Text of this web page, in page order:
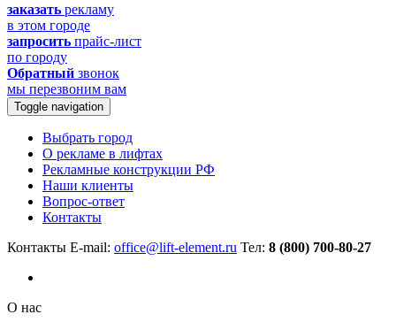
заказать рекламу
в этом городе
запросить прайс-лист
по городу
Обратный звонок
мы перезвоним вам
Toggle navigation
Выбрать город
О рекламе в лифтах
Рекламные конструкции РФ
Наши клиенты
Вопрос-ответ
Контакты
Контакты E-mail: office@lift-element.ru Тел: 8 (800) 700-80-27
О нас